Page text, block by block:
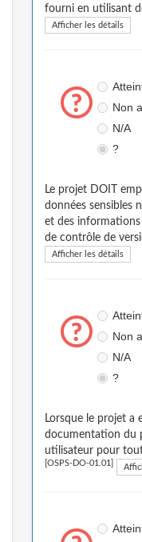
fourni en utilisant
Afficher les détails
Non
N/A
?
Le projet DOIT
données sensibles
et des
de contrôle de
Afficher les détails
Non
N/A
?
Lorsque le projet a
documentation du
utilisateur pour
[OSPS-DO-01.01]